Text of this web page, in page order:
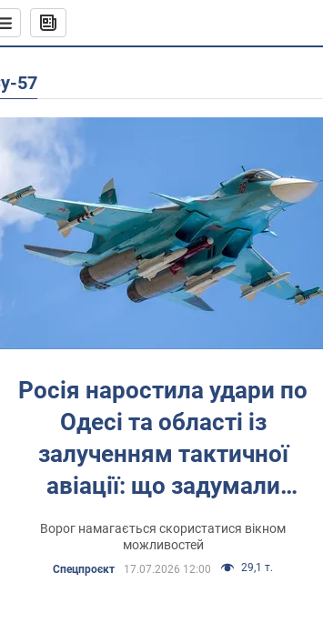
Су-57
Росія наростила удари по
Одесі та області із
залученням тактичної
авіації: що задумали
окупанти та як боротися з
загрозою
Ворог намагається скористатися вікном
можливостей
Спецпроєкт 17.07.2026 12:00 29,1 т.